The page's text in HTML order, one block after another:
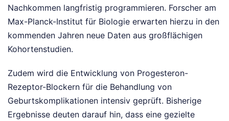
Nachkommen langfristig programmieren. Forscher am
Max-Planck-Institut für Biologie erwarten hierzu in den
kommenden Jahren neue Daten aus großflächigen
Kohortenstudien.
Zudem wird die Entwicklung von Progesteron-
Rezeptor-Blockern für die Behandlung von
Geburtskomplikationen intensiv geprüft. Bisherige
Ergebnisse deuten darauf hin, dass eine gezielte